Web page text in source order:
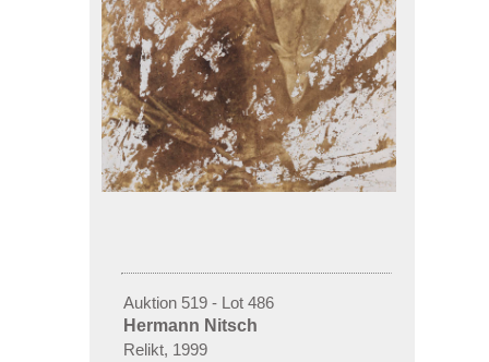
Auktion 519 - Lot 486
Hermann Nitsch
Relikt, 1999